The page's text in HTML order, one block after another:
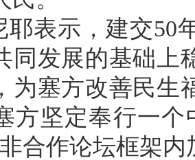
耶表示，建交50
同发展的基础上
为塞方改善民生
方坚定奉行一
合作论坛框架